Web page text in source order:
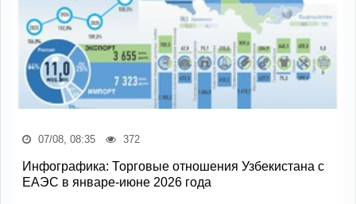
07/08, 08:35 372
Инфографика: Торговые отношения Узбекистана с
ЕАЭС в январе-июне 2026 года